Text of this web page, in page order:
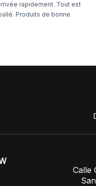
rapidement. Tout est
Produits de bonne
Calle